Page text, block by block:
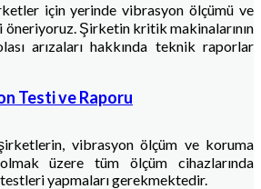
için yerinde vibrasyon ölçümü ve
Şirketin kritik makinalarının
arızaları hakkında teknik raporlar
Testi ve Raporu
vibrasyon ölçüm ve koruma
üzere tüm ölçüm cihazlarında
yapmaları gerekmektedir.